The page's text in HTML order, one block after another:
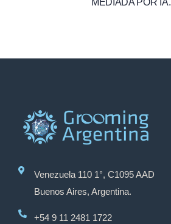
MEDIADA POR IA.
Venezuela 110 1°, C1095 AAD
Buenos Aires, Argentina.
+54 9 11 2481 1722